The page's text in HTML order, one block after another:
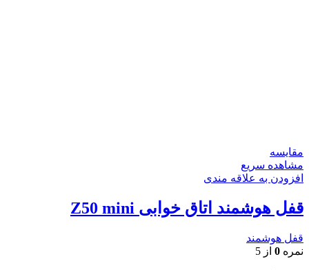
مقایسه
مشاهده سریع
افزودن به علاقه مندی
قفل هوشمند اتاق خوابی Z50 mini
قفل هوشمند
نمره 0 از 5